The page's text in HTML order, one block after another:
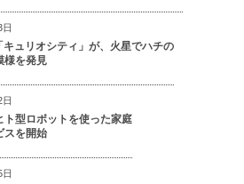
キュリオシティ」が、火星でハチの
様を発見
ト型ロボットを使った家庭
スを開始